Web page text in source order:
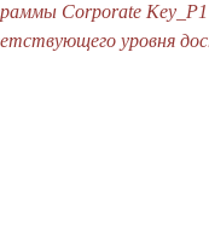
Corporate
уровня